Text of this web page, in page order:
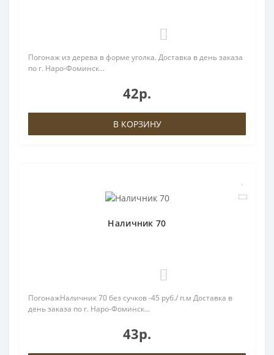
Погонаж из дерева в форме уголка. Доставка в день заказа
по г. Наро-Фоминск...
42р.
В КОРЗИНУ
Наличник 70
ПогонажНаличник 70 без сучков -45 руб./ п.м Доставка в
день заказа по г. Наро-Фоминск...
43р.